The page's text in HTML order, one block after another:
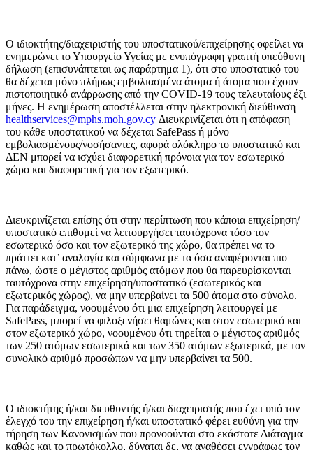
Ο ιδιοκτήτης/διαχειριστής του υποστατικού/επιχείρησης οφείλει να
ενημερώνει το Υπουργείο Υγείας με ενυπόγραφη γραπτή υπεύθυνη
δήλωση (επισυνάπτεται ως παράρτημα 1), ότι στο υποστατικό του
θα δέχεται μόνο πλήρως εμβολιασμένα άτομα ή άτομα που έχουν
πιστοποιητικό ανάρρωσης από την COVID-19 τους τελευταίους έξι
μήνες. Η ενημέρωση αποστέλλεται στην ηλεκτρονική διεύθυνση
healthservices@mphs.moh.gov.cy Διευκρινίζεται ότι η απόφαση
του κάθε υποστατικού να δέχεται SafePass ή μόνο
εμβολιασμένους/νοσήσαντες, αφορά ολόκληρο το υποστατικό και
ΔΕΝ μπορεί να ισχύει διαφορετική πρόνοια για τον εσωτερικό
χώρο και διαφορετική για τον εξωτερικό.
Διευκρινίζεται επίσης ότι στην περίπτωση που κάποια επιχείρηση/
υποστατικό επιθυμεί να λειτουργήσει ταυτόχρονα τόσο τον
εσωτερικό όσο και τον εξωτερικό της χώρο, θα πρέπει να το
πράττει κατ’ αναλογία και σύμφωνα με τα όσα αναφέρονται πιο
πάνω, ώστε ο μέγιστος αριθμός ατόμων που θα παρευρίσκονται
ταυτόχρονα στην επιχείρηση/υποστατικό (εσωτερικός και
εξωτερικός χώρος), να μην υπερβαίνει τα 500 άτομα στο σύνολο.
Για παράδειγμα, νοουμένου ότι μια επιχείρηση λειτουργεί με
SafePass, μπορεί να φιλοξενήσει θαμώνες και στον εσωτερικό και
στον εξωτερικό χώρο, νοουμένου ότι τηρείται ο μέγιστος αριθμός
των 250 ατόμων εσωτερικά και των 350 ατόμων εξωτερικά, με τον
συνολικό αριθμό προσώπων να μην υπερβαίνει τα 500.
Ο ιδιοκτήτης ή/και διευθυντής ή/και διαχειριστής που έχει υπό τον
έλεγχό του την επιχείρηση ή/και υποστατικό φέρει ευθύνη για την
τήρηση των Κανονισμών που προνοούνται στο εκάστοτε Διάταγμα
καθώς και το πρωτόκολλο, δύναται δε, να αναθέσει εγγράφως τον